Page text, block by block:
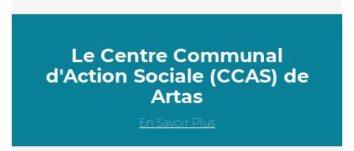
Le Centre Communal
d'Action Sociale (CCAS) de
Artas
En Savoir Plus